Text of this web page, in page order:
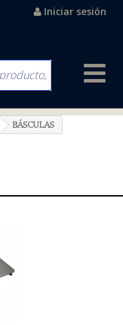
Iniciar sesión
BÁSCULAS